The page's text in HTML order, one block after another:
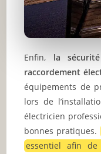
Enfin, la
raccordement
équipements de
lors de
électricien
bonnes pratiques.
essentiel afin